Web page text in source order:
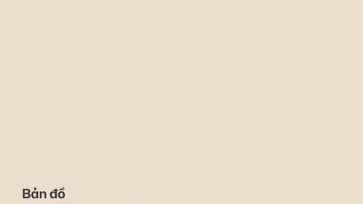
Bản đồ